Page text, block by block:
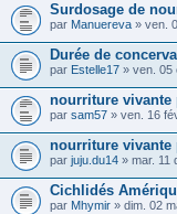
Surdosage de
par Manuereva » ven.
Durée de
par Estelle17 » ven. 05
nourriture
par sam57 » ven. 16
nourriture vivante
par juju.du14 » mar. 11
Cichlidés
par Mhymir » dim. 02